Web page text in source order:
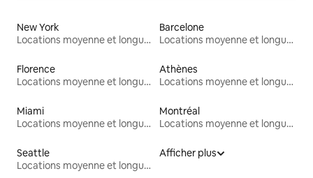
New York
Locations moyenne et longue durée
Barcelone
Locations moyenne et longue durée
Florence
Locations moyenne et longue durée
Athènes
Locations moyenne et longue durée
Miami
Locations moyenne et longue durée
Montréal
Locations moyenne et longue durée
Seattle
Locations moyenne et longue durée
Afficher plus